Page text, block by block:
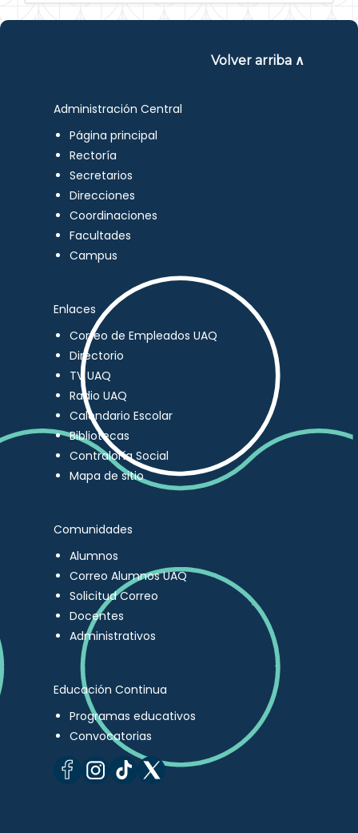
Volver arriba ∧
Administración Central
Página principal
Rectoría
Secretarios
Direcciones
Coordinaciones
Facultades
Campus
Enlaces
Correo de Empleados UAQ
Directorio
TV UAQ
Radio UAQ
Calendario Escolar
Bibliotecas
Contraloría Social
Mapa de sitio
Comunidades
Alumnos
Correo Alumnos UAQ
Solicitud Correo
Docentes
Administrativos
Educación Continua
Programas educativos
Convocatorias